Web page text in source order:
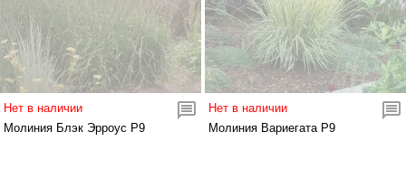
Нет в наличии
Молиния Блэк Эрроус Р9
Нет в наличии
Молиния Вариегата Р9